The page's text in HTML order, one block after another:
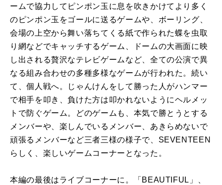
ームで協力してピンポン玉に息を吹きかけてより多く
のピンポン玉をゴールに送るゲームや、ボーリング、
会場の上空から舞い落ちてくる紙で作られた蝶を虫取
り網などでキャッチするゲーム、ドームの大画面に映
し出される贅沢なテレビゲームなど、全ての公演で異
なる組み合わせの多種多様なゲームが行われた。続い
て、個人戦へ。じゃんけんをして勝った人がハンマー
で相手を叩き、負けた方は叩かれないようにヘルメッ
トで防ぐゲーム。どのゲームも、本気で勝とうとする
メンバーや、楽しんでいるメンバー、あきらめないで
頑張るメンバーなど三者三様の様子で、SEVENTEEN
らしく、楽しいゲームコーナーとなった。
本編の最後はライブコーナーに。「BEAUTIFUL」、